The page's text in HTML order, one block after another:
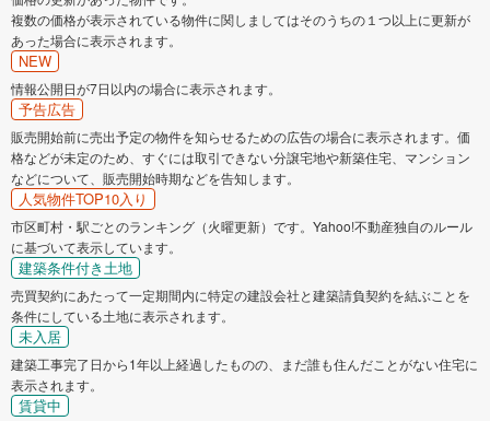
複数の価格が表示されている物件に関しましてはそのうちの１つ以上に更新が
あった場合に表示されます。
NEW
情報公開日が7日以内の場合に表示されます。
予告広告
販売開始前に売出予定の物件を知らせるための広告の場合に表示されます。価
格などが未定のため、すぐには取引できない分譲宅地や新築住宅、マンション
などについて、販売開始時期などを告知します。
人気物件TOP10入り
市区町村・駅ごとのランキング（火曜更新）です。Yahoo!不動産独自のルール
に基づいて表示しています。
建築条件付き土地
売買契約にあたって一定期間内に特定の建設会社と建築請負契約を結ぶことを
条件にしている土地に表示されます。
未入居
建築工事完了日から1年以上経過したものの、まだ誰も住んだことがない住宅に
表示されます。
賃貸中